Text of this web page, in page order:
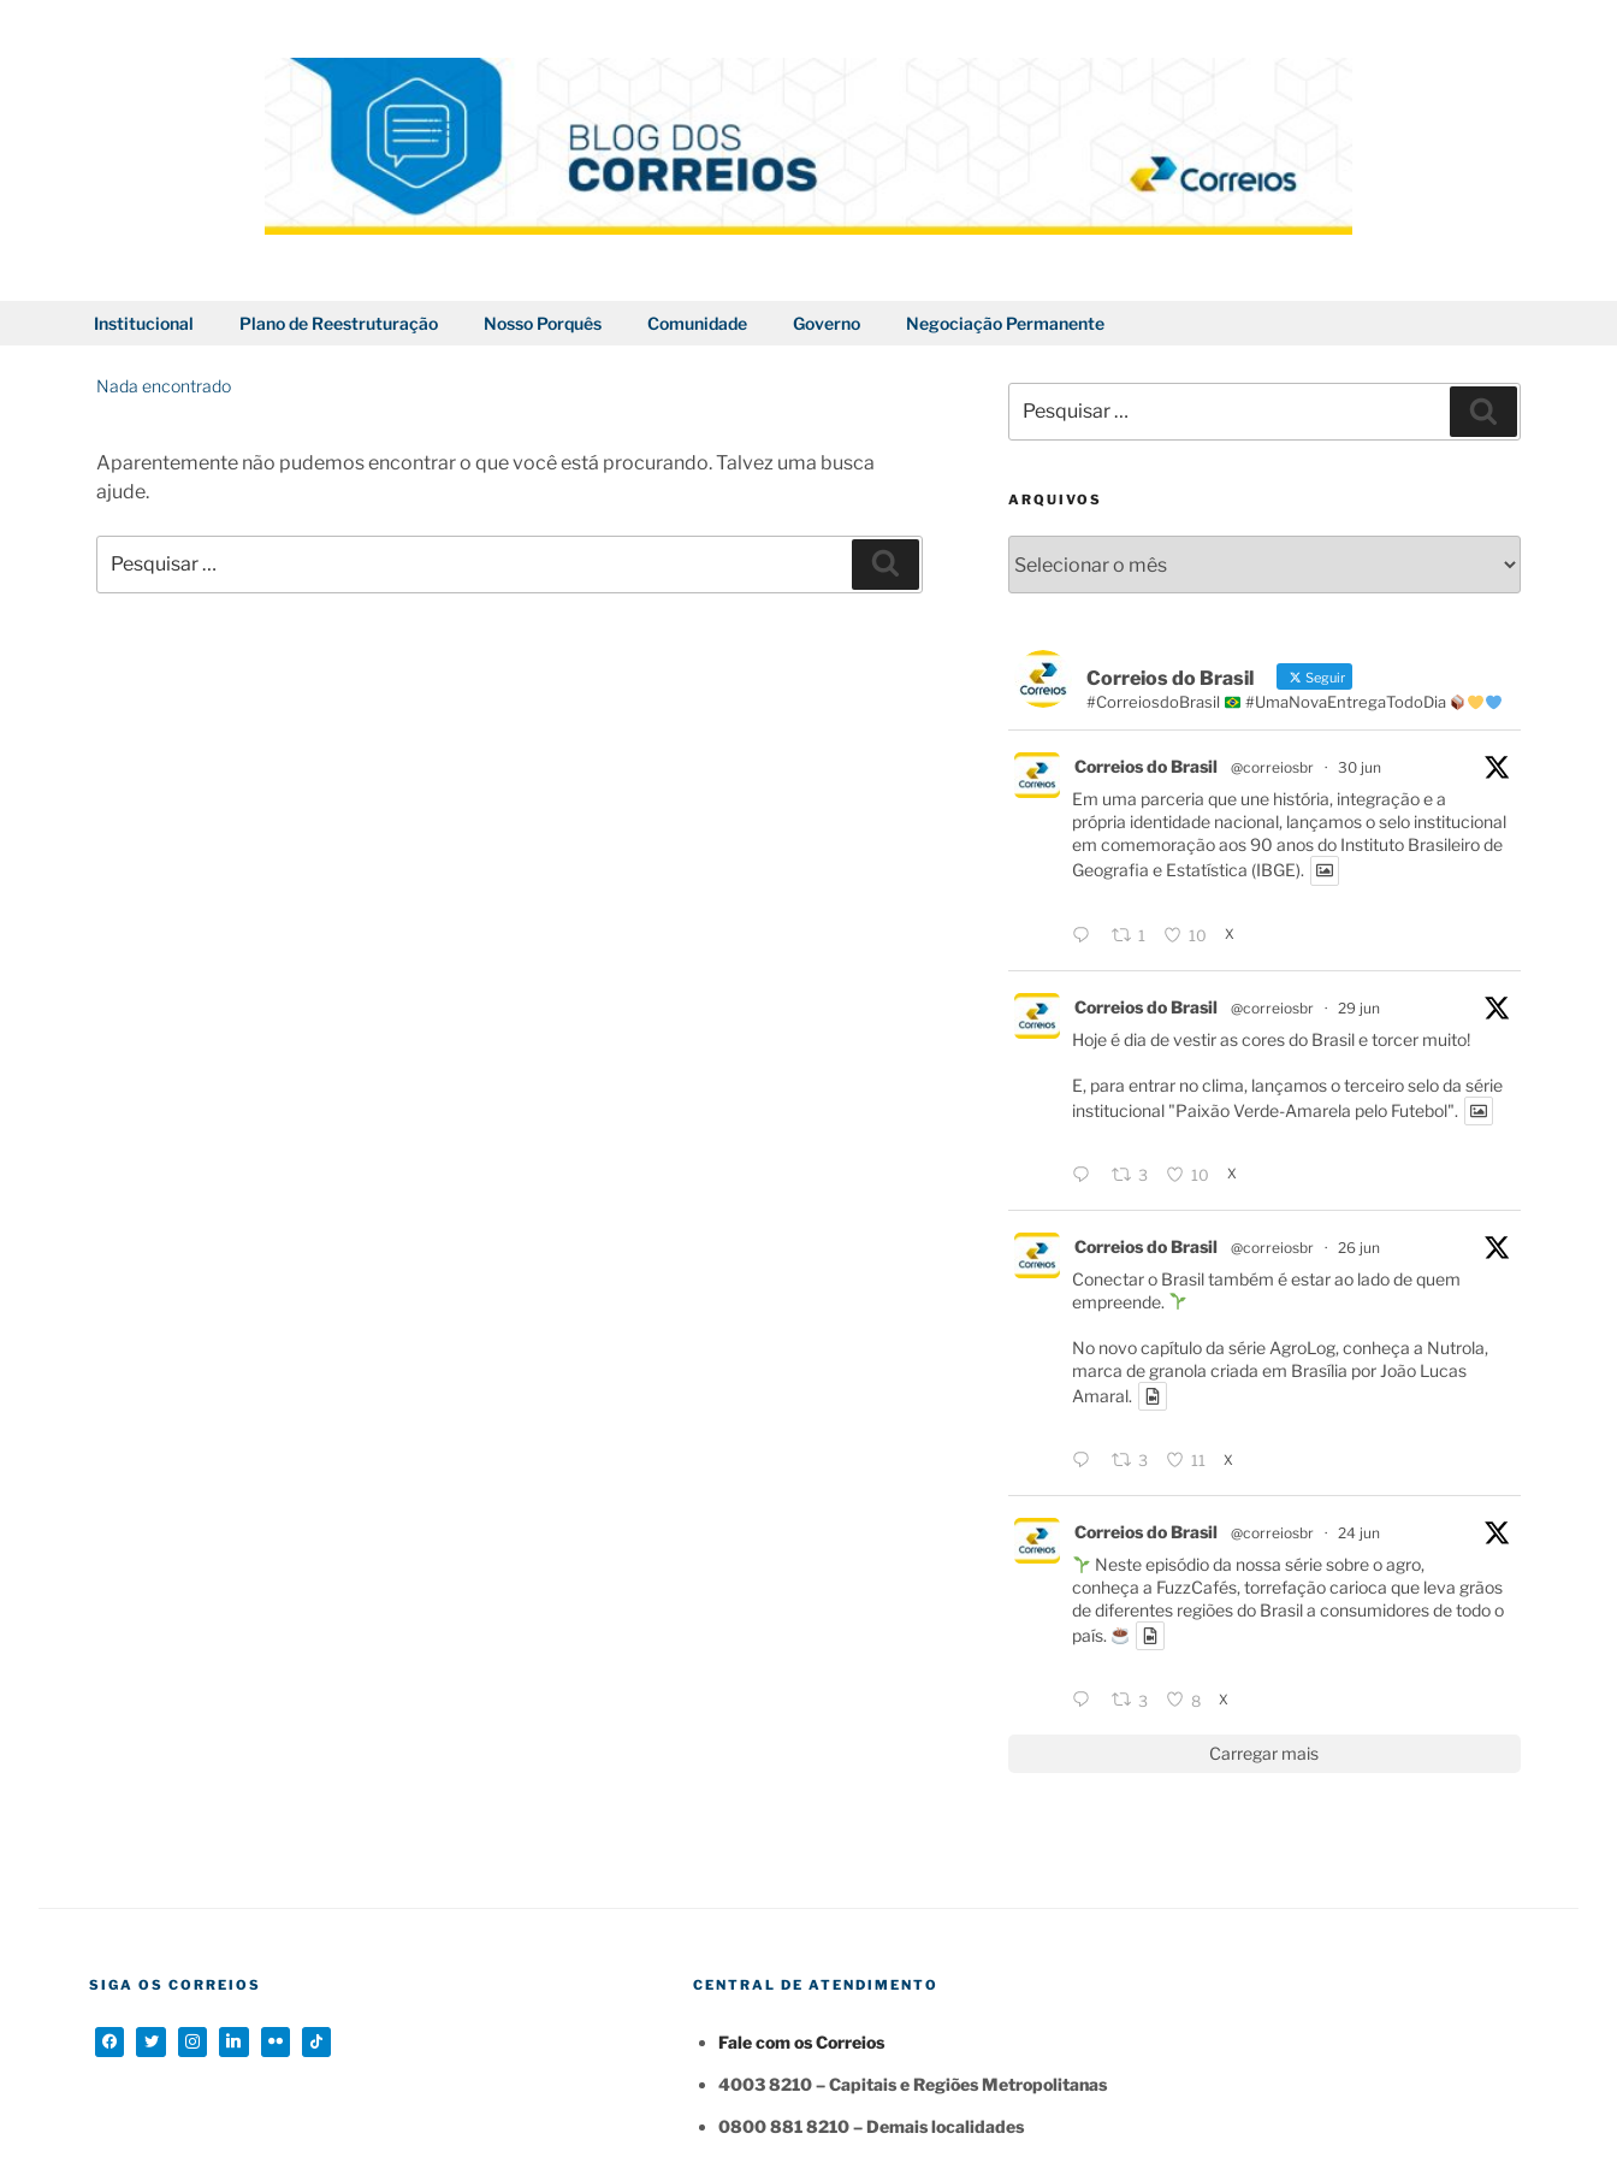
Institucional Plano de Reestruturação Nosso Porquês Comunidade Governo Negociação Permanente
Nada encontrado
Aparentemente não pudemos encontrar o que você está procurando. Talvez uma busca
ajude.
por:
por:
ARQUIVOS
Correios do Brasil Seguir
#CorreiosdoBrasil #UmaNovaEntregaTodoDia
Correios do Brasil @correiosbr · 30 jun
Em uma parceria que une história, integração e a
própria identidade nacional, lançamos o selo institucional
em comemoração aos 90 anos do Instituto Brasileiro de
Geografia e Estatística (IBGE).
1 10 X
Correios do Brasil @correiosbr · 29 jun
Hoje é dia de vestir as cores do Brasil e torcer muito!
E, para entrar no clima, lançamos o terceiro selo da série
institucional "Paixão Verde-Amarela pelo Futebol".
3 10 X
Correios do Brasil @correiosbr · 26 jun
Conectar o Brasil também é estar ao lado de quem
empreende.
No novo capítulo da série AgroLog, conheça a Nutrola,
marca de granola criada em Brasília por João Lucas
Amaral.
3 11 X
Correios do Brasil @correiosbr · 24 jun
Neste episódio da nossa série sobre o agro,
conheça a FuzzCafés, torrefação carioca que leva grãos
de diferentes regiões do Brasil a consumidores de todo o
país.
3 8 X
Carregar mais
SIGA OS CORREIOS CENTRAL DE ATENDIMENTO
Fale com os Correios
4003 8210 – Capitais e Regiões Metropolitanas
0800 881 8210 – Demais localidades